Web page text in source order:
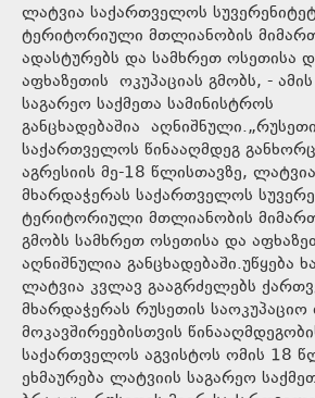
ლატვია საქართველოს
ტერიტორიული მთლიანობის
ადასტურებს და სამხრეთ ოსეთისა
აფხაზეთის ოკუპაციას გმობს, -
საგარეო საქმეთა სამინისტროს
განცხადებაშია
საქართველოს წინააღმდეგ
აგრესიის მე-18 წლისთავზე,
მხარდაჭერას საქართველოს
ტერიტორიული მთლიანობის
გმობს სამხრეთ ოსეთისა და
აღნიშნულია განცხადებაში.უწყება
ლატვია კვლავ გააგრძელებს
მხარდაჭერას რუსეთის
მოკავშირეებისთვის
საქართველოს აგვისტოს ომის 18
ეხმაურება ლატვიის საგარეო